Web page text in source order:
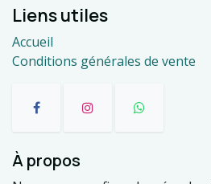
Liens utiles
Accueil
Conditions générales de vente
À propos